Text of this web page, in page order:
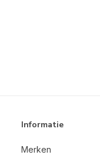
Informatie
Merken